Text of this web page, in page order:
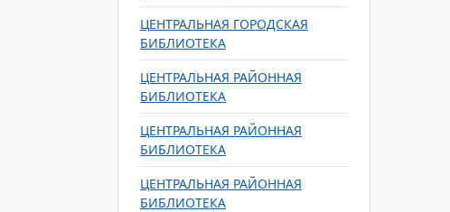
ЦЕНТРАЛЬНАЯ ГОРОДСКАЯ
БИБЛИОТЕКА
ЦЕНТРАЛЬНАЯ РАЙОННАЯ
БИБЛИОТЕКА
ЦЕНТРАЛЬНАЯ РАЙОННАЯ
БИБЛИОТЕКА
ЦЕНТРАЛЬНАЯ РАЙОННАЯ
БИБЛИОТЕКА